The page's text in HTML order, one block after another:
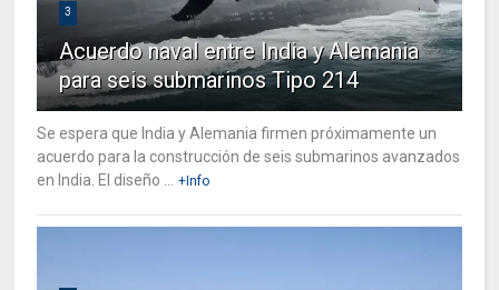
3
Acuerdo naval entre India y Alemania
para seis submarinos Tipo 214
Se espera que India y Alemania firmen próximamente un
acuerdo para la construcción de seis submarinos avanzados
en India. El diseño ...
+Info